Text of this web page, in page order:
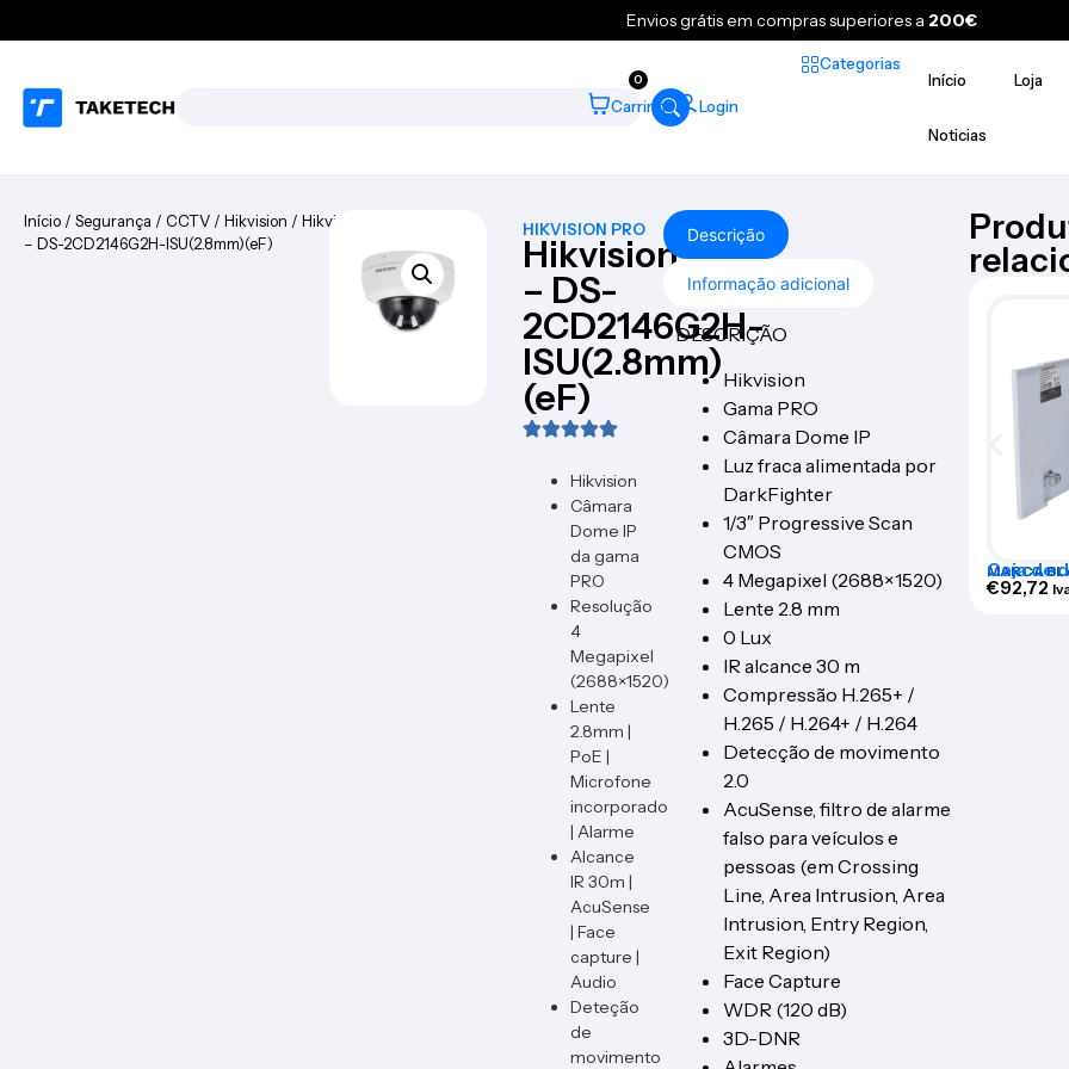
Envios grátis em compras superiores a 200€
0
Carrinho Login
Categorias
Início
Loja
Noticias
Início / Segurança / CCTV / Hikvision / Hikvision
– DS-2CD2146G2H-ISU(2.8mm)(eF)
HIKVISION PRO
Hikvision
– DS-
2CD2146G2H-
ISU(2.8mm)
(eF)
Hikvision
Câmara
Dome IP
da gama
PRO
Resolução
4
Megapixel
(2688×1520)
Lente
2.8mm |
PoE |
Microfone
incorporado
| Alarme
Alcance
IR 30m |
AcuSense
| Face
capture |
Audio
Deteção
de
movimento
Descrição
Informação adicional
DESCRIÇÃO
Hikvision
Gama PRO
Câmara Dome IP
Luz fraca alimentada por
DarkFighter
1/3″ Progressive Scan
CMOS
4 Megapixel (2688×1520)
Lente 2.8 mm
0 Lux
IR alcance 30 m
Compressão H.265+ /
H.265 / H.264+ / H.264
Detecção de movimento
2.0
AcuSense, filtro de alarme
falso para veículos e
pessoas (em Crossing
Line, Area Intrusion, Area
Intrusion, Entry Region,
Exit Region)
Face Capture
WDR (120 dB)
3D-DNR
MARCA
Caja de
€92,72